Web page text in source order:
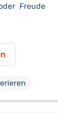
Freude